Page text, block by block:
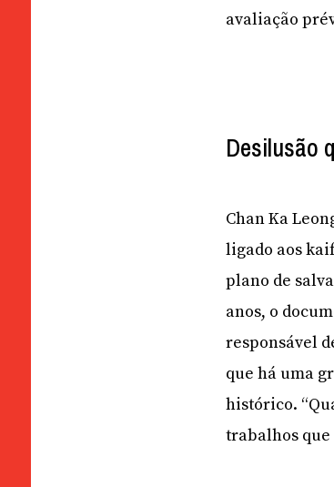
avaliação
Desilusão
Chan Ka
ligado aos
plano de
anos, o
responsável
que há uma
histórico.
trabalhos que